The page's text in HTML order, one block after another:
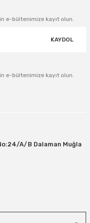
e-bültenimize kayıt olun.
KAYDOL
e-bültenimize kayıt olun.
A/B Dalaman Muğla